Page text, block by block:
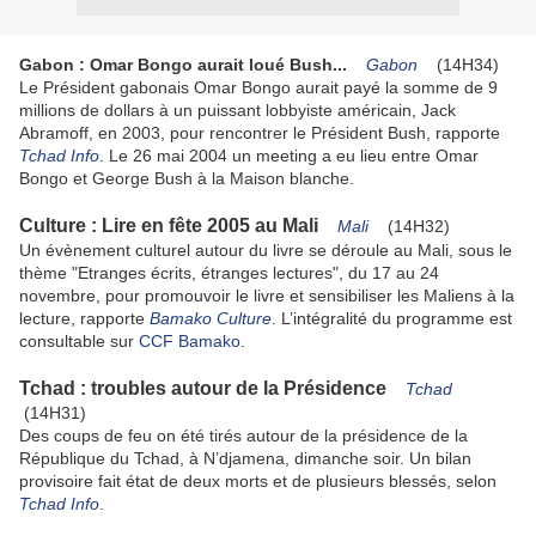
Gabon : Omar Bongo aurait loué Bush... Gabon
(14H34)
Le Président gabonais Omar Bongo aurait payé la somme de 9
millions de dollars à un puissant lobbyiste américain, Jack
Abramoff, en 2003, pour rencontrer le Président Bush, rapporte
Tchad Info . Le 26 mai 2004 un meeting a eu lieu entre Omar
Bongo et George Bush à la Maison blanche.
Culture : Lire en fête 2005 au Mali Mali
(14H32)
Un évènement culturel autour du livre se déroule au Mali, sous le
thème "Etranges écrits, étranges lectures", du 17 au 24
novembre, pour promouvoir le livre et sensibiliser les Maliens à la
lecture, rapporte Bamako Culture . L’intégralité du programme est
consultable sur CCF Bamako
Tchad : troubles autour de la Présidence
Tchad
(14H31)
Des coups de feu on été tirés autour de la présidence de la
République du Tchad, à N’djamena, dimanche soir. Un bilan
provisoire fait état de deux morts et de plusieurs blessés, selon
Tchad Info